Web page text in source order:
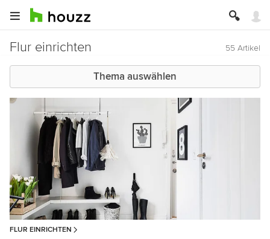
Flur einrichten 55 Artikel
Thema auswählen
FLUR EINRICHTEN